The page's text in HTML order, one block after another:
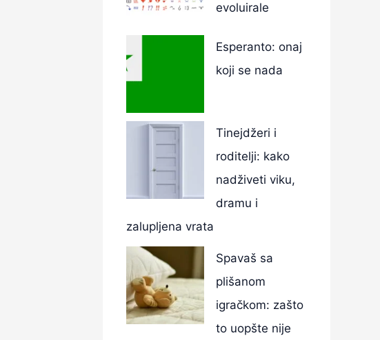
evoluirale
Esperanto: onaj
koji se nada
Tinejdžeri i
roditelji: kako
nadživeti viku,
dramu i
zalupljena vrata
Spavaš sa
plišanom
igračkom: zašto
to uopšte nije